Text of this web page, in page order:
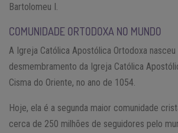
Bartolomeu I.
COMUNIDADE ORTODOXA NO MUNDO
A Igreja Católica Apostólica Ortodoxa nasceu
desmembramento da Igreja Católica
Cisma do Oriente, no ano de 1054.
Hoje, ela é a segunda maior comunidade
cerca de 250 milhões de seguidores pelo